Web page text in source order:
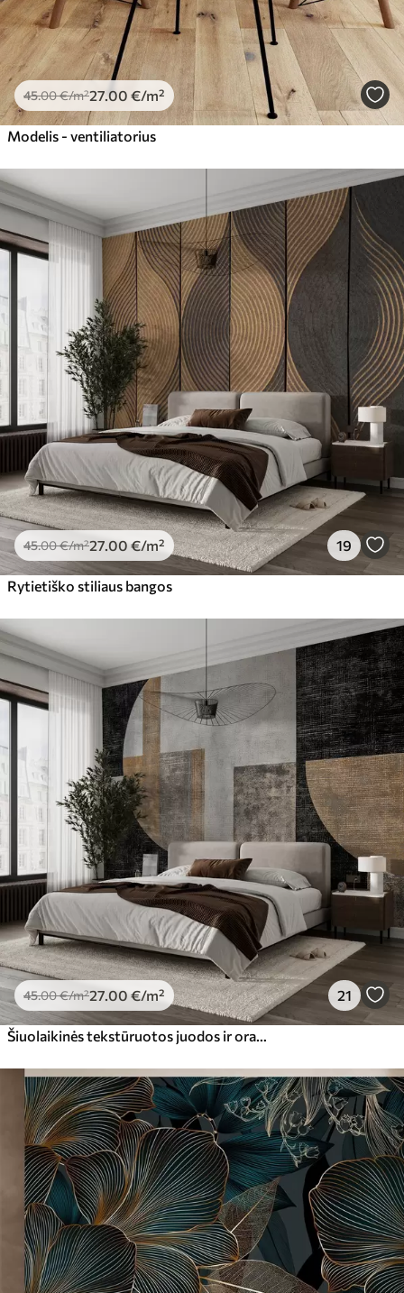
45.00€/m²27 .00 €/m²
Modelis - ventiliatorius
45.00€/m²27 .00 €/m² 19
Rytietiško stiliaus bangos
45.00€/m²27 .00 €/m² 21